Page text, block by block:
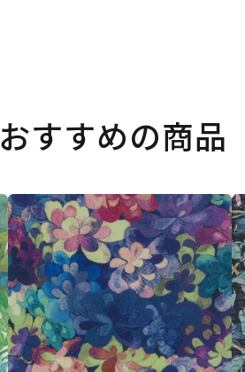
すすめの商品